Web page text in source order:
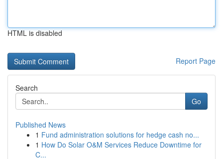
HTML is disabled
Report Page
Search
Go
Published News
1 Fund administration solutions for hedge cash no...
1 How Do Solar O&M Services Reduce Downtime for
C...